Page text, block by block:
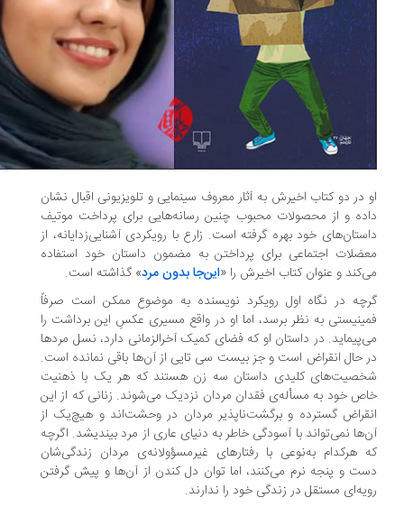
در دو کتاب اخیرش به آثار معروف سینمایی و تلویزیونی اقبال نشان
و از محصولات محبوب‌ چنین رسانه‌هایی برای پرداخت موتیف
خود بهره گرفته است. زارع با رویکردی آشنایی‌زدایانه، از
اجتماعی برای پرداختن به مضمون داستان خود استفاده
و عنوان کتاب اخیرش را «این‌جا بدون مرد» گذاشته است.
در نگاه اول رویکرد نویسنده به موضوع ممکن است صرفاً
به نظر برسد، اما او در واقع مسیری عکسِ این برداشت را
در داستان او که فضای کمیک آخرالزمانی دارد، نسل مردها
حال انقراض است و جز بیست‌ سی تایی از آن‌ها باقی نمانده است.
کلیدی داستان سه زن هستند که هر یک با ذهنیت
خود به مسأله‌ی فقدان مردان نزدیک می‌شوند. زنانی که از این
گسترده و برگشت‌ناپذیر مردان در وحشت‌اند و هیچ‌یک از
نمی‌تواند با آسودگی خاطر به دنیای عاری از مرد بیندیشد. اگرچه
هرکدام به‌نوعی با رفتارهای غیرمسؤولانه‌ی مردان زندگی‌شان
و پنجه نرم می‌کنند، اما توان دل کندن از آن‌ها و پیش گرفتن
مستقل در زندگی خود را ندارند.